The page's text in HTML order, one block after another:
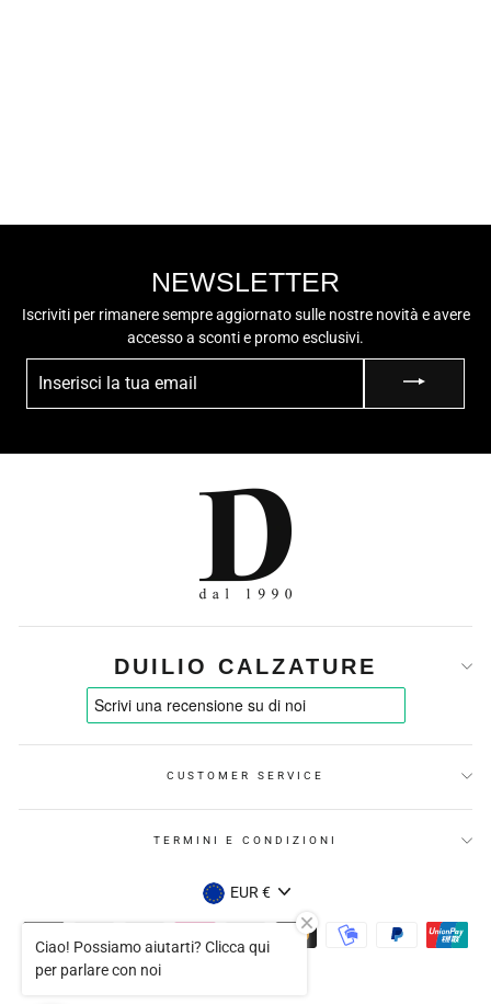
NEWSLETTER
Iscriviti per rimanere sempre aggiornato sulle nostre novità e avere
accesso a sconti e promo esclusivi.
DUILIO CALZATURE
CUSTOMER SERVICE
TERMINI E CONDIZIONI
VALUTA
EUR €
Ciao! Possiamo aiutarti? Clicca qui
per parlare con noi